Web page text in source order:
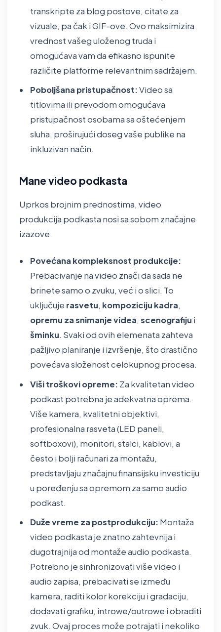
transkripte za blog postove, citate za
vizuale, pa čak i GIF-ove. Ovo maksimizira
vrednost vašeg uloženog truda i
omogućava vam da efikasno ispunite
različite platforme relevantnim sadržajem.
Poboljšana pristupačnost:Video sa
titlovima ili prevodom omogućava
pristupačnost osobama sa oštećenjem
sluha, proširujući doseg vaše publike na
inkluzivan način.
Mane video podkasta
Uprkos brojnim prednostima, video
produkcija podkasta nosi sa sobom značajne
izazove.
Povećana kompleksnost produkcije:
Prebacivanje na video znači da sada ne
brinete samo o zvuku, već i o slici. To
uključuje rasvetu, kompoziciju kadra,
opremu za snimanje videa,scenografiju i
šminku. Svaki od ovih elemenata zahteva
pažljivo planiranje i izvršenje, što drastično
povećava složenost celokupnog procesa.
Viši troškovi opreme: Za kvalitetan video
podkast potrebna je adekvatna oprema.
Više kamera, kvalitetni objektivi,
profesionalna rasveta (LED paneli,
softboxovi), monitori, stalci, kablovi, a
često i bolji računari za montažu,
predstavljaju značajnu finansijsku investiciju
u poređenju sa opremom za samo audio
podkast.
Duže vreme za postprodukciju: Montaža
video podkasta je znatno zahtevnija i
dugotrajnija od montaže audio podkasta.
Potrebno je sinhronizovati više video i
audio zapisa, prebacivati se između
kamera, raditi kolor korekciju i gradaciju,
dodavati grafiku, introwe/outrowe i obraditi
zvuk. Ovaj proces može potrajati i nekoliko